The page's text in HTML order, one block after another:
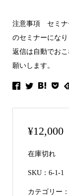
注意事項 セミナ
のセミナーにな
返信は自動でお
願いします。
¥12,000
在庫切れ
SKU： 6-1-1
カテゴリー：